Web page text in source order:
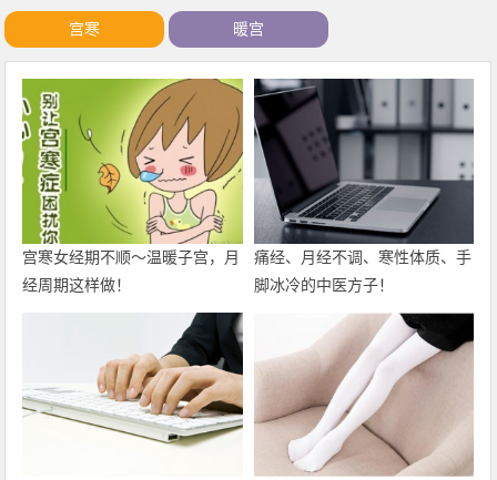
宫寒 暖宫
宫寒女经期不顺～温暖子宫，月
经周期这样做！
痛经、月经不调、寒性体质、手
脚冰冷的中医方子！